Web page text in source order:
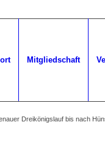
Mitgliedschaft
Dreikönigslauf bis nach